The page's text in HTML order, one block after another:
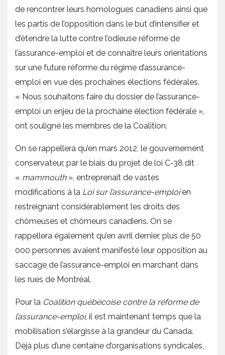
de rencontrer leurs homologues canadiens ainsi que
les partis de l’opposition dans le but d’intensifier et
d’étendre la lutte contre l’odieuse réforme de
l’assurance-emploi et de connaître leurs orientations
sur une future réforme du régime d’assurance-
emploi en vue des prochaines élections fédérales.
« Nous souhaitons faire du dossier de l’assurance-
emploi un enjeu de la prochaine élection fédérale »,
ont souligné les membres de la Coalition.
On se rappellera qu’en mars 2012, le gouvernement
conservateur, par le biais du projet de loi C-38 dit
« mammouth», entreprenait de vastes
modifications à la Loi sur l’assurance-emploien
restreignant considérablement les droits des
chômeuses et chômeurs canadiens. On se
rappellera également qu’en avril dernier, plus de 50
000 personnes avaient manifesté leur opposition au
saccage de l’assurance-emploi en marchant dans
les rues de Montréal.
Pour la Coalition québécoise contre la réforme de
l’assurance-emploi, il est maintenant temps que la
mobilisation s’élargisse à la grandeur du Canada.
Déjà plus d’une centaine d’organisations syndicales,